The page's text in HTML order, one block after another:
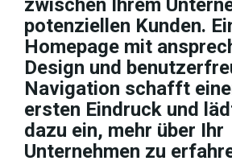
zwischen Ihrem
potenziellen Kunden.
Homepage mit
Design und
Navigation schafft
ersten Eindruck und
dazu ein, mehr über Ihr
Unternehmen zu